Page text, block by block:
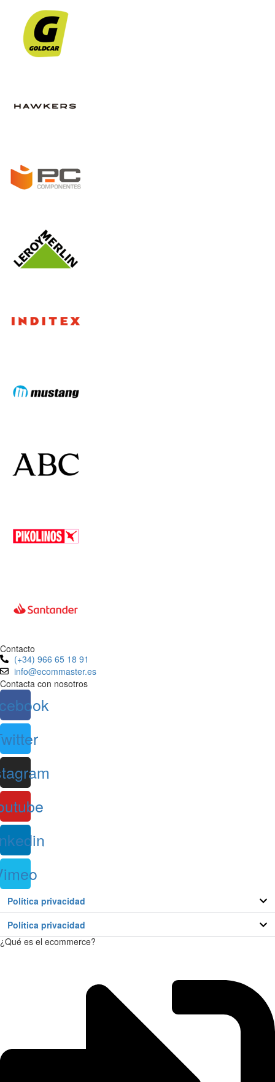
Contacto
(+34) 966 65 18 91
info@ecommaster.es
Contacta con nosotros
Política privacidad
Política privacidad
¿Qué es el ecommerce?